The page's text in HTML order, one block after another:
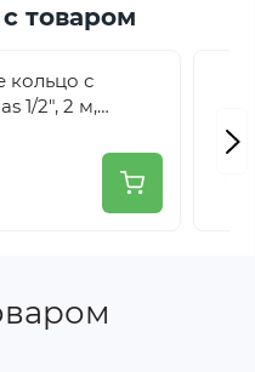
товаром
кольцо с
1/2", 2 м,